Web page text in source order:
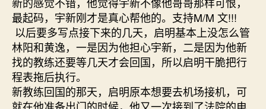
最起码，宇新刚才是真心帮他的。支持M/M 文!!!
以后要多写点接下来的几天，启明基本上没怎么管
林阳和黄逸，一是因为他担心宇新，二是因为他新
找的教练还要等几天才会回国，所以启明干脆把行
程表拖后执行。
新教练回国的那天，启明原本想要去机场接机，可
就在他准备出门的时候，他又一次接到了法院的电